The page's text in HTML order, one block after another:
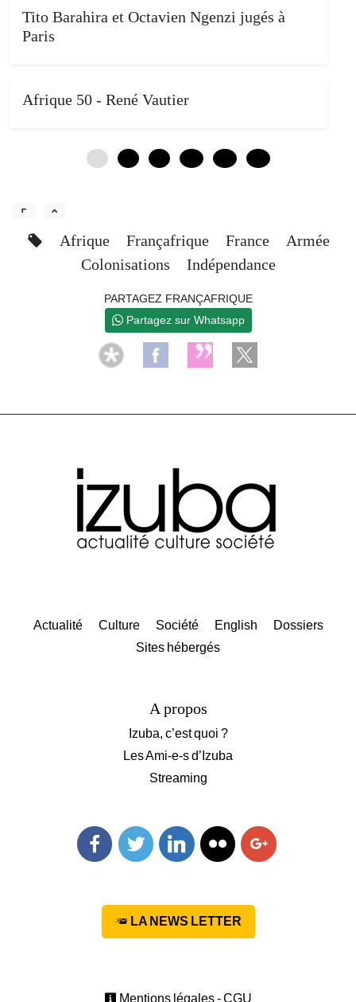
Tito Barahira et Octavien Ngenzi jugés à
Paris
Afrique 50 - René Vautier
Afrique Françafrique France
Armée
Colonisations
Indépendance
PARTAGEZ FRANÇAFRIQUE
Partagez sur Whatsapp
Actualité Culture Société English
Dossiers
Sites hébergés
A propos
Izuba, c’est quoi ?
Les Ami-e-s d’Izuba
Streaming
LA NEWS LETTER
Mentions légales - CGU